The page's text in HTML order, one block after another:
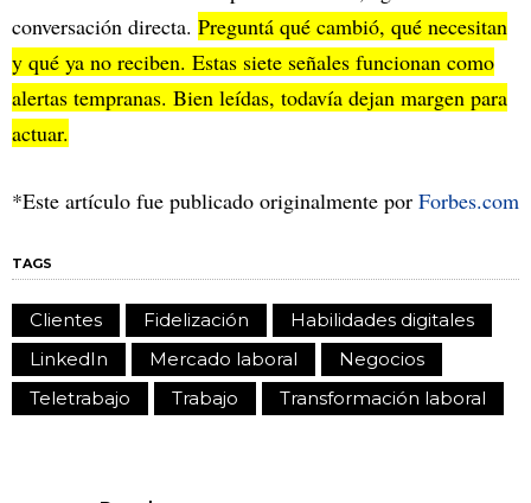
conversación directa. Preguntá qué cambió, qué necesitan
y qué ya no reciben. Estas siete señales funcionan como
alertas tempranas. Bien leídas, todavía dejan margen para
actuar.
*Este artículo fue publicado originalmente por Forbes.com
TAGS
Clientes Fidelización
Habilidades digitales
LinkedIn
Mercado laboral
Negocios
Teletrabajo
Trabajo Transformación laboral